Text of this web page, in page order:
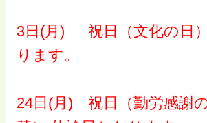
3日(月)
祝日（文化の日
ります。
24日(月) 祝日（勤労感謝